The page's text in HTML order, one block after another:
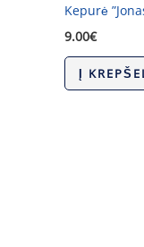
Kepurė
9.00€
Į